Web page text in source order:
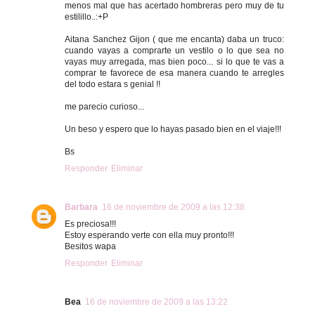
menos mal que has acertado hombreras pero muy de tu
estilillo..:+P
Aitana Sanchez Gijon ( que me encanta) daba un truco:
cuando vayas a comprarte un vestilo o lo que sea no
vayas muy arregada, mas bien poco... si lo que te vas a
comprar te favorece de esa manera cuando te arregles
del todo estara s genial !!
me parecio curioso...
Un beso y espero que lo hayas pasado bien en el viaje!!!
Bs
Responder Eliminar
Barbara 16 de noviembre de 2009 a las 12:38
Es preciosa!!!
Estoy esperando verte con ella muy pronto!!!
Besitos wapa
Responder Eliminar
Bea 16 de noviembre de 2009 a las 13:22